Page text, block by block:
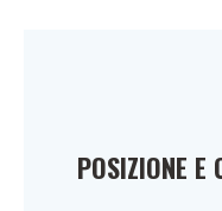
POSIZIONE E